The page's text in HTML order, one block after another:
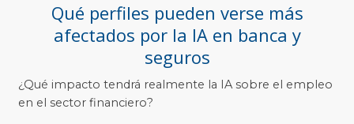
Qué perfiles pueden verse más
afectados por la IA en banca y
seguros
¿Qué impacto tendrá realmente la IA sobre el empleo
en el sector financiero?